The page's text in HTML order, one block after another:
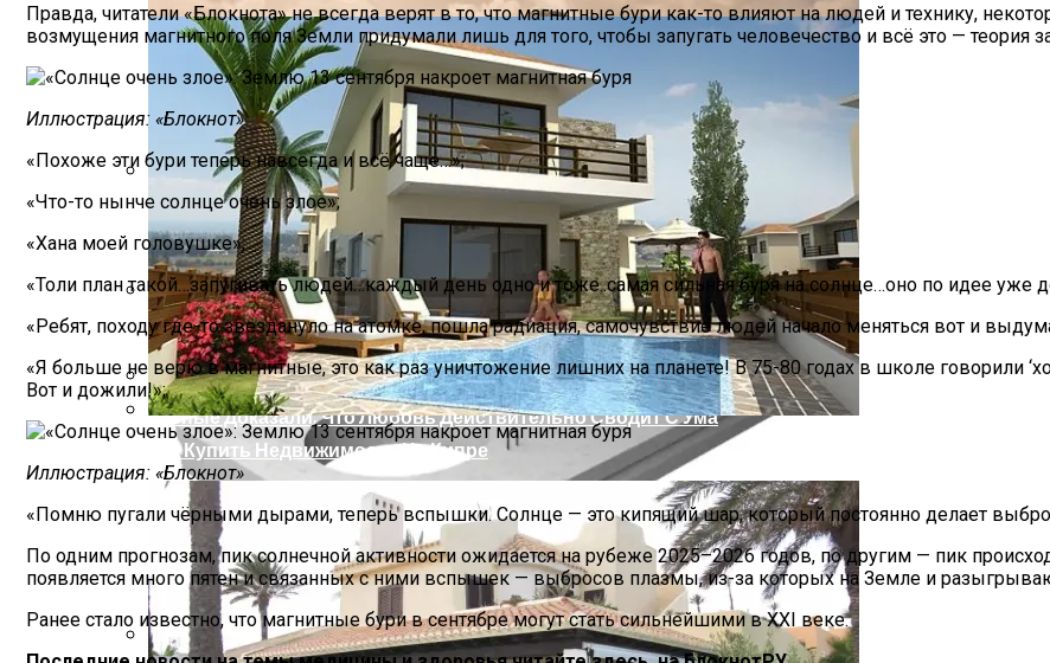
Из Чего Состоит Бетон?
Вопросы К НАСА По Поводу Конца Света
Ученые Доказали, Что Любовь Действительно Сводит С Ума
Как Купить Недвижимость На Кипре
Правда, читатели «Блокнота» не всегда верят в то, что магнитные бури как-то влияют на людей и технику,
возмущения магнитного поля Земли придумали лишь для того, чтобы запугать человечество и всё это — теория
Иллюстрация: «Блокнот»
«Похоже эти бури теперь навсегда и всё чаще…»;
«Что-то нынче солнце очень злое»;
«Хана моей головушке»;
«Толи план такой…запугивать людей…каждый день одно и тоже..самая сильная буря на солнце…оно по идее
«Ребят, походу где-то звездануло на атомке, пошла радиация, самочувствие людей начало меняться вот и
«Я больше не верю в магнитные, это как раз уничтожение лишних на планете! В 75-80 годах в школе говорили
Вот и дожили!»;
Иллюстрация: «Блокнот»
«Помню пугали чёрными дырами, теперь вспышки. Солнце — это кипящий шар, который постоянно делает
По одним прогнозам, пик солнечной активности ожидается на рубеже 2025–2026 годов, по другим — пик
появляется много пятен и связанных с ними вспышек — выбросов плазмы, из-за которых на Земле и
Ранее стало известно, что магнитные бури в сентябре могут стать сильнейшими в XXI веке.